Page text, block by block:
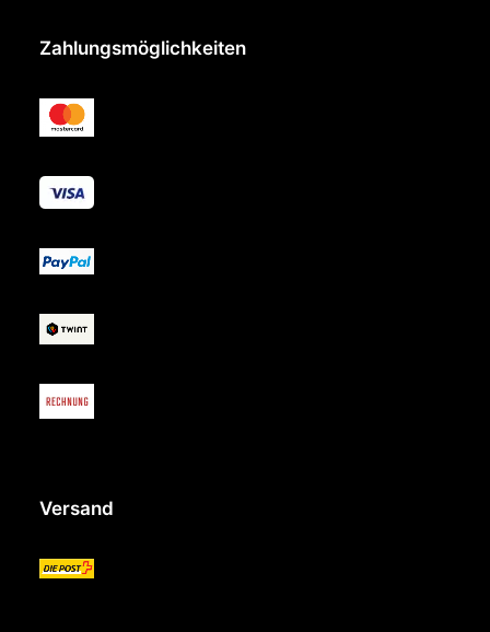
Zahlungsmöglichkeiten
Versand